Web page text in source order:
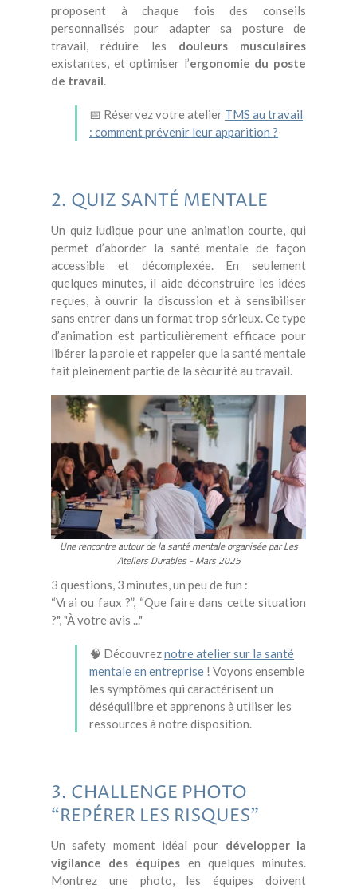
proposent à chaque fois des conseils
personnalisés pour adapter sa posture de
travail, réduire les douleurs musculaires
existantes, et optimiser l’ergonomie du poste
de travail.
📅 Réservez votre atelier TMS au travail
: comment prévenir leur apparition ?
2. QUIZ SANTÉ MENTALE
Un quiz ludique pour une animation courte, qui
permet d’aborder la santé mentale de façon
accessible et décomplexée. En seulement
quelques minutes, il aide déconstruire les idées
reçues, à ouvrir la discussion et à sensibiliser
sans entrer dans un format trop sérieux. Ce type
d’animation est particulièrement efficace pour
libérer la parole et rappeler que la santé mentale
fait pleinement partie de la sécurité au travail.
Une rencontre autour de la santé mentale organisée par Les
Ateliers Durables - Mars 2025
3 questions, 3 minutes, un peu de fun :
“Vrai ou faux ?”, “Que faire dans cette situation
?", "À votre avis ..."
🧠 Découvreznotre atelier sur la santé
mentale en entreprise ! Voyons ensemble
les symptômes qui caractérisent un
déséquilibre et apprenons à utiliser les
ressources à notre disposition.
3. CHALLENGE PHOTO
“REPÉRER LES RISQUES”
Un safety moment idéal pour développer la
vigilance des équipes en quelques minutes.
Montrez une photo, les équipes doivent